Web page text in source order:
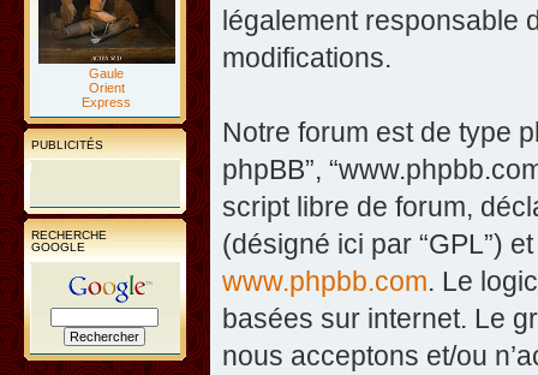
Gaule
Orient
Express
PUBLICITÉS
RECHERCHE
GOOGLE
légalement responsable
modifications.
Notre forum est de type
phpBB”,
script libre de forum,
(désigné ici par “GPL”)
www.phpbb.com. Le
basées sur internet. Le
nous acceptons et/ou